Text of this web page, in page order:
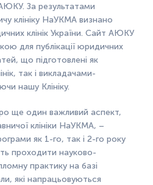
За результатами
клініку НаУКМА визнано
клінік України. Сайт АЮКУ
для публікації юридичних
що підготовлені як
так і викладачами-
нашу Клініку.
ще один важливий аспект,
клініки НаУКМА, –
як 1-го, так і 2-го року
проходити науково-
практику на базі
які напрацьовуються